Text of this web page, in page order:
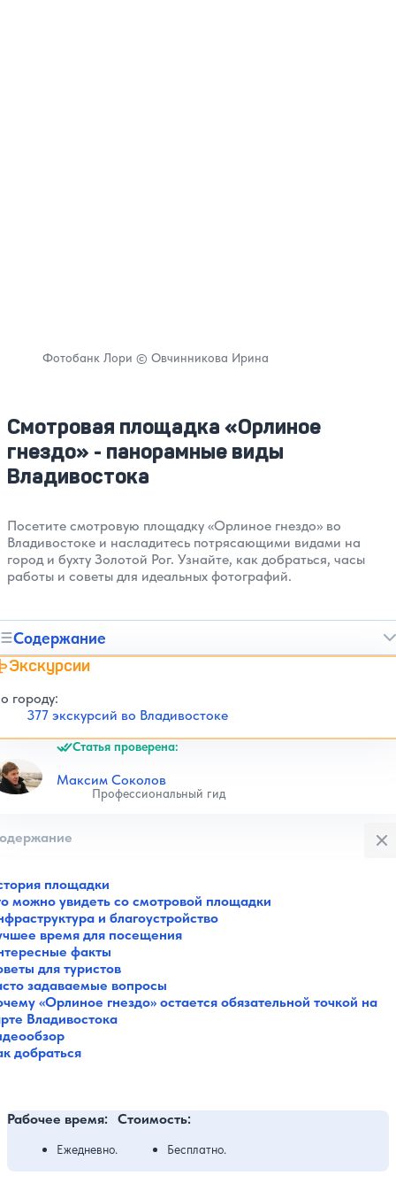
Смотровая площадка «Орлиное
гнездо» - панорамные виды
Владивостока
Посетите смотровую площадку «Орлиное гнездо» во
Владивостоке и насладитесь потрясающими видами на
город и бухту Золотой Рог. Узнайте, как добраться, часы
работы и советы для идеальных фотографий.
Содержание
Экскурсии
городу:
377 экскурсий во Владивостоке
Статья проверена:
Максим Соколов
Профессиональный гид
площадки
можно увидеть со смотровой площадки
и благоустройство
время для посещения
факты
для туристов
задаваемые вопросы
«Орлиное гнездо» остается обязательной точкой на
Владивостока
добраться
Фотобанк Лори © Овчинникова Ирина
Рабочее время:
Ежедневно.
Стоимость:
Бесплатно.